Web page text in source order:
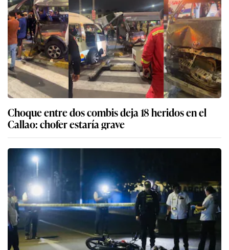
Choque entre dos combis deja 18 heridos en el
Callao: chofer estaría grave